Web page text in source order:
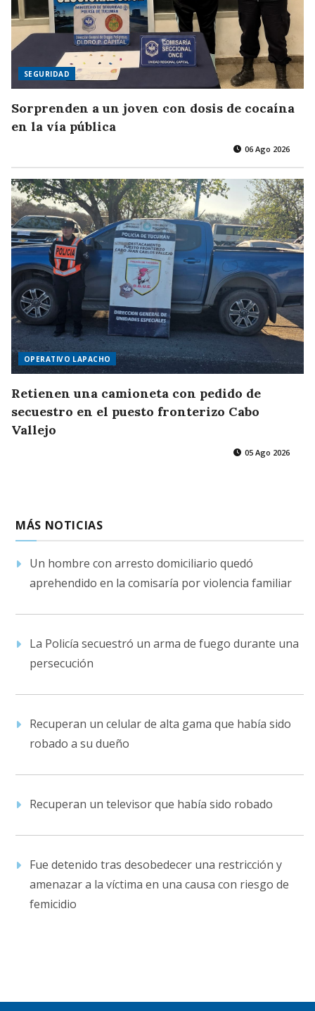
SEGURIDAD
Sorprenden a un joven con dosis de cocaína
en la vía pública
06 Ago 2026
OPERATIVO LAPACHO
Retienen una camioneta con pedido de
secuestro en el puesto fronterizo Cabo
Vallejo
05 Ago 2026
MÁS NOTICIAS
Un hombre con arresto domiciliario quedó
aprehendido en la comisaría por violencia familiar
La Policía secuestró un arma de fuego durante una
persecución
Recuperan un celular de alta gama que había sido
robado a su dueño
Recuperan un televisor que había sido robado
Fue detenido tras desobedecer una restricción y
amenazar a la víctima en una causa con riesgo de
femicidio